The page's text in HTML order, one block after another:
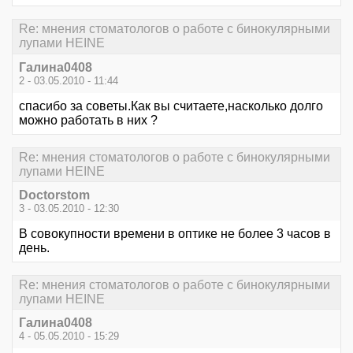
Re: мнения стоматологов о работе с бинокулярными
лупами HEINE
Галина0408
2 - 03.05.2010 - 11:44
спасибо за советы.Как вы считаете,насколько долго
можно работать в них ?
Re: мнения стоматологов о работе с бинокулярными
лупами HEINE
Doctorstom
3 - 03.05.2010 - 12:30
В совокупности времени в оптике не более 3 часов в
день.
Re: мнения стоматологов о работе с бинокулярными
лупами HEINE
Галина0408
4 - 05.05.2010 - 15:29